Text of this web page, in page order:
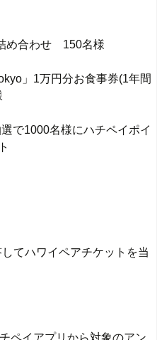
め合わせ 150名様
」1万円分お食事券(1年間
で1000名様にハチペイポイ
てハワイペアチケットを当